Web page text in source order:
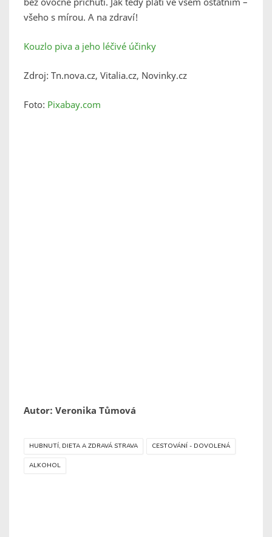
všeho s mírou. A na zdraví!
Kouzlo piva a jeho léčivé účinky
Zdroj: Tn.nova.cz, Vitalia.cz, Novinky.cz
Foto: Pixabay.com
Autor: Veronika Tůmová
HUBNUTÍ, DIETA A ZDRAVÁ STRAVA CESTOVÁNÍ - DOVOLENÁ
ALKOHOL